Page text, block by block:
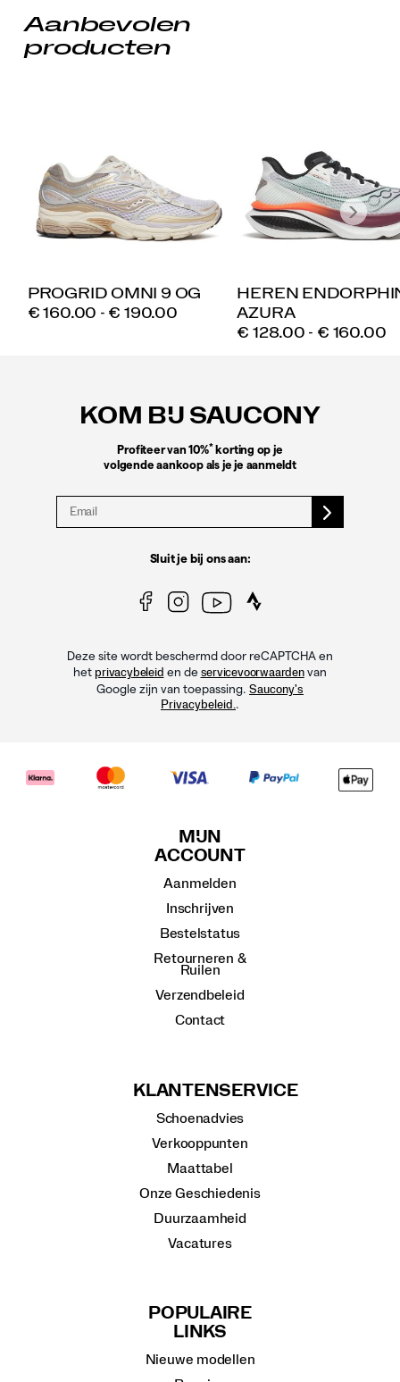
Aanbevolen
producten
PROGRID OMNI 9 OG
PRICE
€ 160.00 - € 190.00
HEREN
AZURA
PRICE
€ 128.00 - € 160.00
KOM BIJ SAUCONY
Profiteer van 10%*korting op je
volgende aankoop als je je aanmeldt
Sluit je bij ons aan:
Deze site wordt beschermd door reCAPTCHA en
het privacybeleid en de servicevoorwaardenvan
Google zijn van toepassing. Saucony's
Privacybeleid..
MIJN
ACCOUNT
Aanmelden
Inschrijven
Bestelstatus
Retourneren &
Ruilen
Verzendbeleid
Contact
KLANTENSERVICE
Schoenadvies
Verkooppunten
Maattabel
Onze Geschiedenis
Duurzaamheid
Vacatures
POPULAIRE
LINKS
Nieuwe modellen